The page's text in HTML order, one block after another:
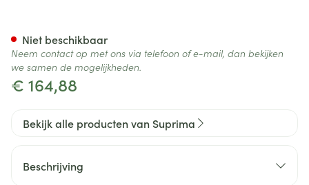
€ 164,88
Niet beschikbaar
Neem contact op met ons via telefoon of e-mail, dan bekijken
we samen de mogelijkheden.
Bekijk alle producten van Suprima
Beschrijving